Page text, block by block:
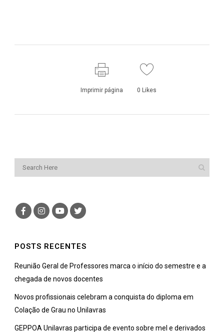
Imprimir página 0 Likes
POSTS RECENTES
Reunião Geral de Professores marca o início do semestre e a
chegada de novos docentes
Novos profissionais celebram a conquista do diploma em
Colação de Grau no Unilavras
GEPPOA Unilavras participa de evento sobre mel e derivados